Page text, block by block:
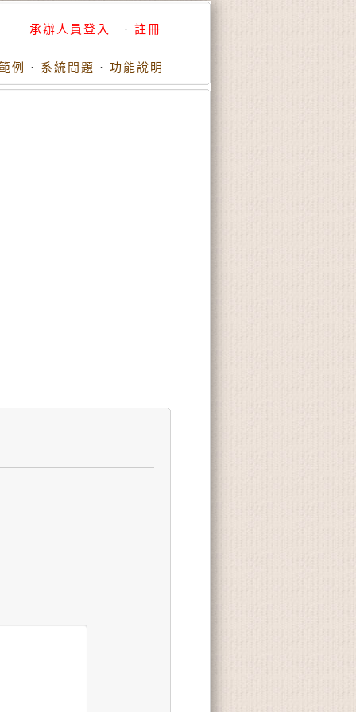
承辦人員登入 · 註冊
例 · 系統問題 · 功能說明